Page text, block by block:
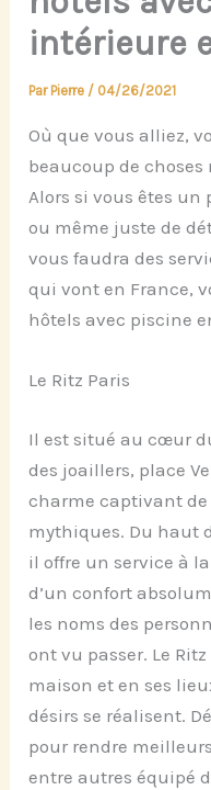
intérieure
Par Pierre / 04/26/2021
Où que vous alliez,
beaucoup de
Alors si vous êtes un
ou même juste de
vous faudra des
qui vont en France,
hôtels avec piscine
Le Ritz Paris
Il est situé au cœur
des joaillers, place
charme captivant
mythiques. Du haut
il offre un service à
d’un confort
les noms des
ont vu passer. Le
maison et en ses
désirs se réalisent.
pour rendre
entre autres équipé